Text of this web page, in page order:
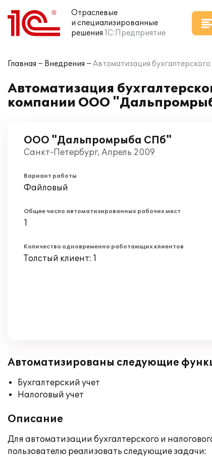
Отраслевые
и специализированные
решения 1С:Предприятие
Главная Внедрения Автоматизация
Автоматизация
компании ООО
ООО "Дальпромрыба СПб"
Санкт-Петербург, Апрель 2009
Вариант работы
Файловый
Общее число автоматизированных рабочих мест
1
Количество одновременно работающих клиентов
Толстый клиент: 1
Автоматизированы следующие
Бухгалтерский учет
Налоговый учет
Описание
Для автоматизации бухгалтерского и
пользователю реализовать следующие задачи: